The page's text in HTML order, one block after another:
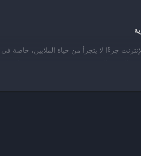
جزءًا لا يتجزأ من حياة الملايين، خاصة
إلى المفروشات ومستلزمات العرائس.